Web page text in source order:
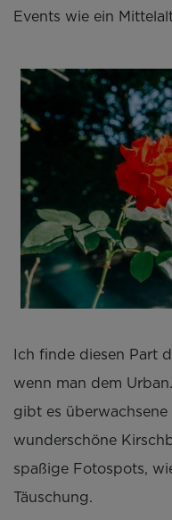
Events wie ein
Ich finde diesen Part
wenn man dem
gibt es
wunderschöne
spaßige Fotospots,
Täuschung.